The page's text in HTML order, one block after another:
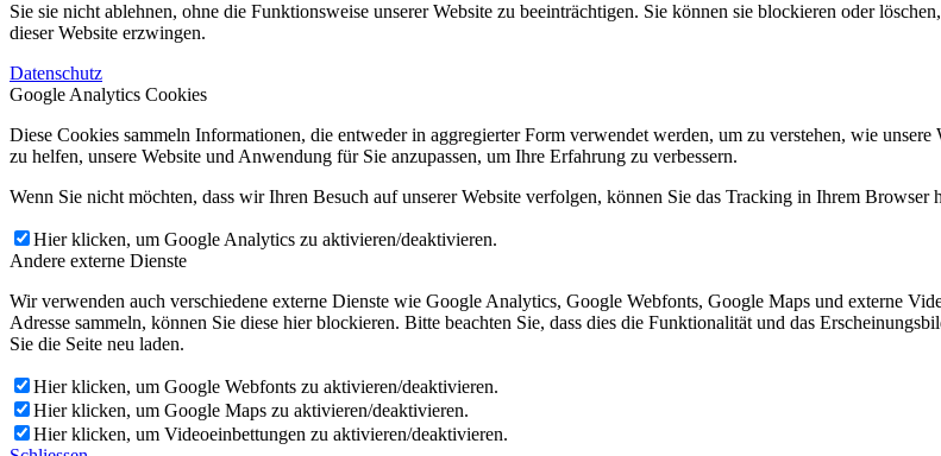
Sie sie nicht ablehnen, ohne die Funktionsweise unserer Website zu beeinträchtigen. Sie können sie blockieren oder
dieser Website erzwingen.
Datenschutz
Google Analytics Cookies
Diese Cookies sammeln Informationen, die entweder in aggregierter Form verwendet werden, um zu verstehen, wie
zu helfen, unsere Website und Anwendung für Sie anzupassen, um Ihre Erfahrung zu verbessern.
Wenn Sie nicht möchten, dass wir Ihren Besuch auf unserer Website verfolgen, können Sie das Tracking in Ihrem Browser
Hier klicken, um Google Analytics zu aktivieren/deaktivieren.
Andere externe Dienste
Wir verwenden auch verschiedene externe Dienste wie Google Analytics, Google Webfonts, Google Maps und externe
Adresse sammeln, können Sie diese hier blockieren. Bitte beachten Sie, dass dies die Funktionalität und das
Sie die Seite neu laden.
Hier klicken, um Google Webfonts zu aktivieren/deaktivieren.
Hier klicken, um Google Maps zu aktivieren/deaktivieren.
Hier klicken, um Videoeinbettungen zu aktivieren/deaktivieren.